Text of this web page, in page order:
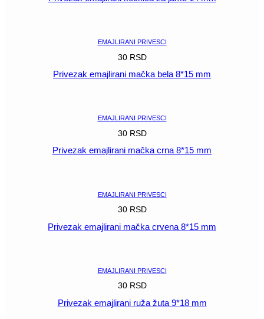
EMAJLIRANI PRIVESCI
30 RSD
Privezak emajlirani mačka bela 8*15 mm
EMAJLIRANI PRIVESCI
30 RSD
Privezak emajlirani mačka crna 8*15 mm
EMAJLIRANI PRIVESCI
30 RSD
Privezak emajlirani mačka crvena 8*15 mm
EMAJLIRANI PRIVESCI
30 RSD
Privezak emajlirani ruža žuta 9*18 mm